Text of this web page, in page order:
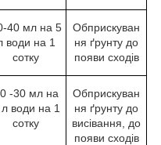
40 мл на 5
води на 1
сотку
Обприскуван
ня ґрунту до
появи сходів
-30 мл на
води на 1
сотку
Обприскуван
ня ґрунту до
висівання, до
появи сходів